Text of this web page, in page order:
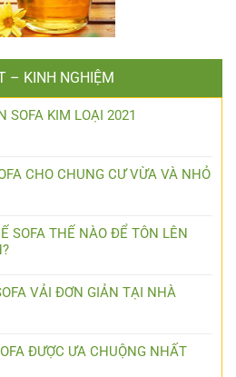
– KINH NGHIỆM
SOFA KIM LOẠI 2021
CHO CHUNG CƯ VỪA VÀ NHỎ
SOFA THẾ NÀO ĐỂ TÔN LÊN
VẢI ĐƠN GIẢN TẠI NHÀ
ĐƯỢC ƯA CHUỘNG NHẤT